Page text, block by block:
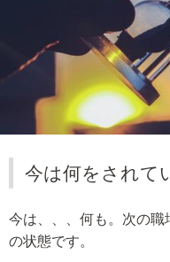
今は何をされて
今は、、、何も。次の
の状態です。